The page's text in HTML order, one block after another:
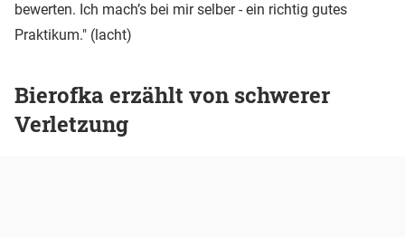
bewerten. Ich mach’s bei mir selber - ein richtig gutes
Praktikum." (lacht)
Bierofka erzählt von schwerer
Verletzung